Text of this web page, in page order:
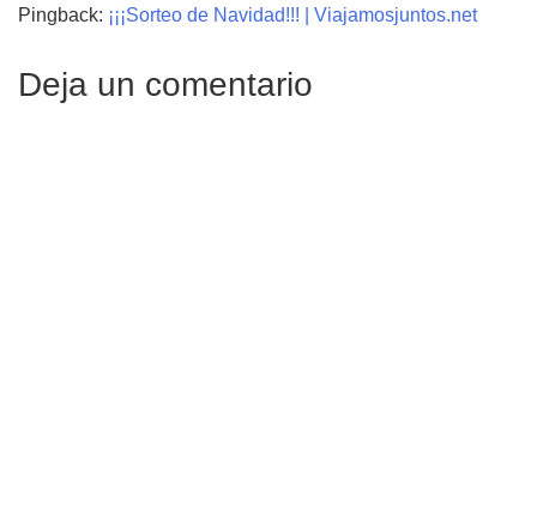
Pingback: ¡¡¡Sorteo de Navidad!!! | Viajamosjuntos.net
Deja un comentario